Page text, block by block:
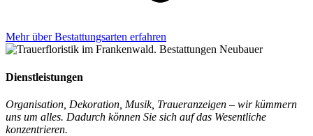
Mehr über Bestattungsarten erfahren
Dienstleistungen
Organisation, Dekoration, Musik, Traueranzeigen – wir kümmern
uns um alles. Dadurch können Sie sich auf das Wesentliche
konzentrieren.